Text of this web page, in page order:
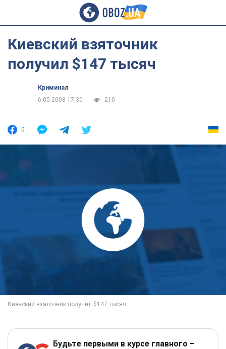
Киевский взяточник
получил $147 тысяч
Криминал
6.05.2008 17:30
210
0
Будьте первыми в курсе главного –